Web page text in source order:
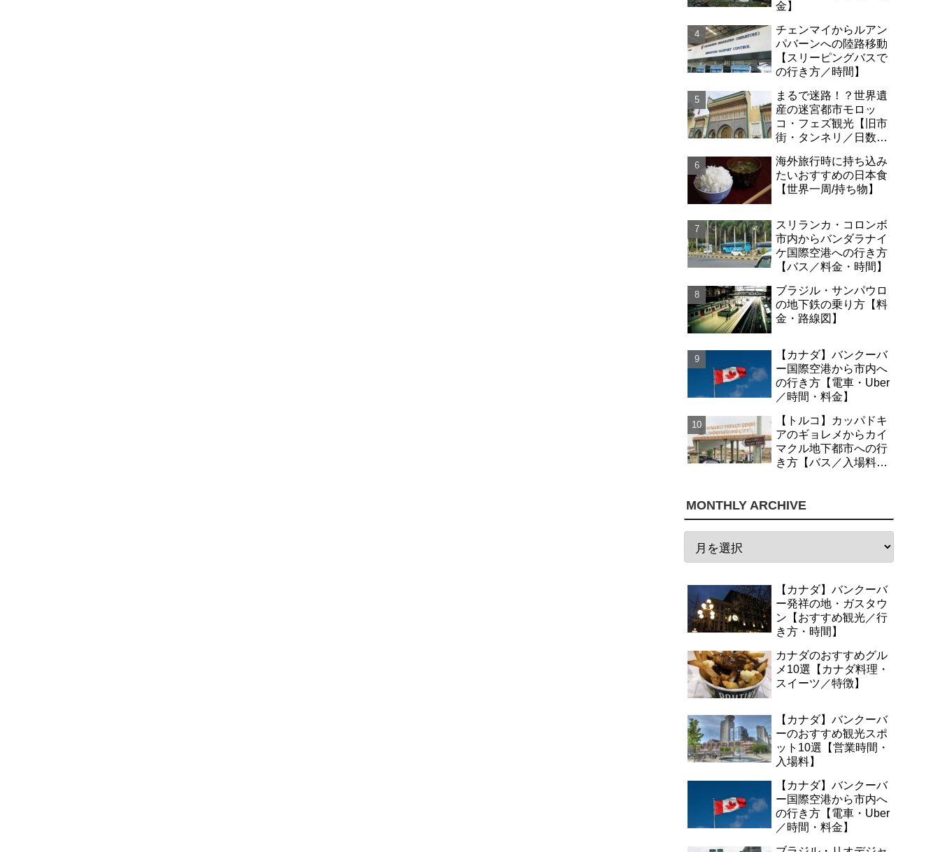
金】
チェンマイからルアン
パバーンへの陸路移動
【スリーピングバスで
の行き方／時間】
まるで迷路！？世界遺
産の迷宮都市モロッ
コ・フェズ観光【旧市
街・タンネリ／日数・
海外旅行時に持ち込み
たいおすすめの日本食
【世界一周/持ち物】
スリランカ・コロンボ
市内からバンダラナイ
ケ国際空港への行き方
【バス／料金・時間】
ブラジル・サンパウロ
の地下鉄の乗り方【料
金・路線図】
【カナダ】バンクーバ
ー国際空港から市内へ
の行き方【電車・Uber
／時間・料金】
【トルコ】カッパドキ
アのギョレメからカイ
マクル地下都市への行
き方【バス／入場料・
MONTHLY ARCHIVE
【カナダ】バンクーバ
ー発祥の地・ガスタウ
ン【おすすめ観光／行
き方・時間】
カナダのおすすめグル
メ10選【カナダ料理・
スイーツ／特徴】
【カナダ】バンクーバ
ーのおすすめ観光スポ
ット10選【営業時間・
入場料】
【カナダ】バンクーバ
ー国際空港から市内へ
の行き方【電車・Uber
／時間・料金】